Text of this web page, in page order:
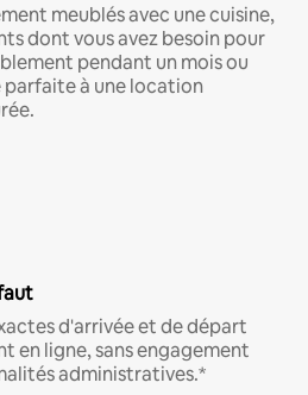
meublés avec une cuisine,
dont vous avez besoin pour
pendant un mois ou
à une location
d'arrivée et de départ
en ligne, sans engagement
administratives.*